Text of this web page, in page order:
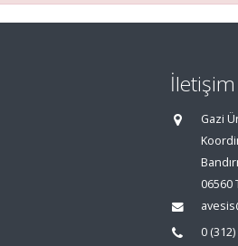
Gazi
06560
0